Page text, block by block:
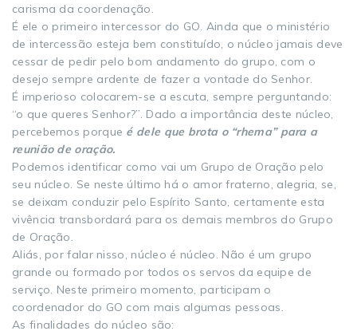
carisma da coordenação.
É ele o primeiro intercessor do GO. Ainda que o ministério
de intercessão esteja bem constituído, o núcleo jamais deve
cessar de pedir pelo bom andamento do grupo, com o
desejo sempre ardente de fazer a vontade do Senhor.
É imperioso colocarem-se a escuta, sempre perguntando:
“o que queres Senhor?”. Dado a importância deste núcleo,
percebemos porque é dele que brota o “rhema” para a
reunião de oração.
Podemos identificar como vai um Grupo de Oração pelo
seu núcleo. Se neste último há o amor fraterno, alegria, se,
se deixam conduzir pelo Espírito Santo, certamente esta
vivência transbordará para os demais membros do Grupo
de Oração.
Aliás, por falar nisso, núcleo é núcleo. Não é um grupo
grande ou formado por todos os servos da equipe de
serviço. Neste primeiro momento, participam o
coordenador do GO com mais algumas pessoas.
As finalidades do núcleo são: